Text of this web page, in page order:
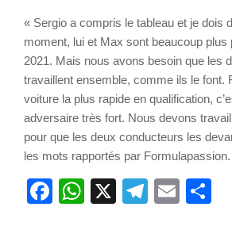
« Sergio a compris le tableau et je dois
moment, lui et Max sont beaucoup plus
2021. Mais nous avons besoin que les
travaillent ensemble, comme ils le font.
voiture la plus rapide en qualification,
adversaire très fort. Nous devons
pour que les deux conducteurs les
les mots rapportés par Formulapassion.
Facebook
WhatsApp
X Email